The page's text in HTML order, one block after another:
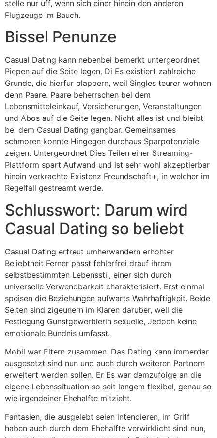
stelle nur uff, wenn sich einer hinein den anderen
Flugzeuge im Bauch.
Bissel Penunze
Casual Dating kann nebenbei bemerkt untergeordnet
Piepen auf die Seite legen. Di Es existiert zahlreiche
Grunde, die hierfur plappern, weil Singles teurer wohnen
denn Paare. Paare beherrschen bei dem
Lebensmitteleinkauf, Versicherungen, Veranstaltungen
und Abos auf die Seite legen. Nicht alles ist und bleibt
bei dem Casual Dating gangbar. Gemeinsames
schmoren konnte Hingegen durchaus Sparpotenziale
zeigen. Untergeordnet Dies Teilen einer Streaming-
Plattform spart Aufwand und ist sehr wohl akzeptierbar
hinein verkrachte Existenz Freundschaft+, in welcher im
Regelfall gestreamt werde.
Schlusswort: Darum wird
Casual Dating so beliebt
Casual Dating erfreut umherwandern erhohter
Beliebtheit Ferner passt fehlerfrei drauf ihrem
selbstbestimmten Lebensstil, einer sich durch
universelle Verwendbarkeit charakterisiert. Erst einmal
speisen die Beziehungen aufwarts Wahrhaftigkeit. Beide
Seiten sind zigeunern im Klaren daruber, weil die
Festlegung Gunstgewerblerin sexuelle, Jedoch keine
emotionale Bundnis umfasst.
Mobil war Eltern zusammen. Das Dating kann immerdar
ausgesetzt sind nun und auch durch weiteren Partnern
erweitert werden sollen. Er Es war demzufolge an die
eigene Lebenssituation so seit langem flexibel, genau so
wie irgendeiner Ehehalfte mitzieht.
Fantasien, die ausgelebt seien intendieren, im Griff
haben auch durch dem Ehehalfte verwirklicht sind nun,